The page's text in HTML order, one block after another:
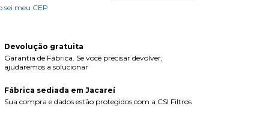
sei meu CEP
Devolução gratuita
Garantia de Fábrica. Se você precisar devolver,
ajudaremos a solucionar
Fábrica sediada em Jacareí
Sua compra e dados estão protegidos com a CSI Filtros